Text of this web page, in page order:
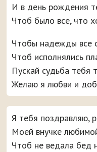
И в день рождения
Чтоб было все, что
Чтобы надежды все
Чтоб исполнялись
Пускай судьба тебя
Желаю я любви и
Я тебя поздравляю,
Моей внучке
Чтоб не ведала бед